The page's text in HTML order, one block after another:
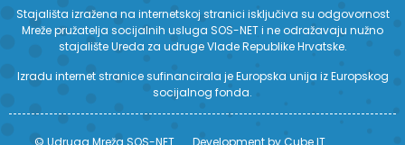
Stajališta izražena na internetskoj stranici isključiva su odgovornost
Mreže pružatelja socijalnih usluga SOS-NET i ne odražavaju nužno
stajalište Ureda za udruge Vlade Republike Hrvatske.
Izradu internet stranice sufinancirala je Europska unija iz Europskog
socijalnog fonda.
© Udruga Mreža SOS-NET Development by Cube IT